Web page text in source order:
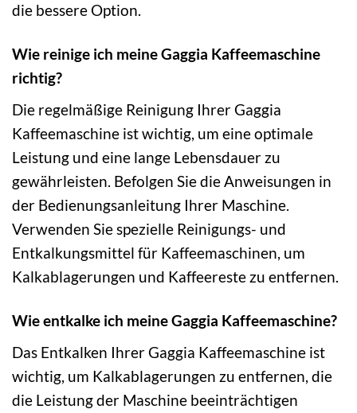
die bessere Option.
Wie reinige ich meine Gaggia Kaffeemaschine
richtig?
Die regelmäßige Reinigung Ihrer Gaggia
Kaffeemaschine ist wichtig, um eine optimale
Leistung und eine lange Lebensdauer zu
gewährleisten. Befolgen Sie die Anweisungen in
der Bedienungsanleitung Ihrer Maschine.
Verwenden Sie spezielle Reinigungs- und
Entkalkungsmittel für Kaffeemaschinen, um
Kalkablagerungen und Kaffeereste zu entfernen.
Wie entkalke ich meine Gaggia Kaffeemaschine?
Das Entkalken Ihrer Gaggia Kaffeemaschine ist
wichtig, um Kalkablagerungen zu entfernen, die
die Leistung der Maschine beeinträchtigen